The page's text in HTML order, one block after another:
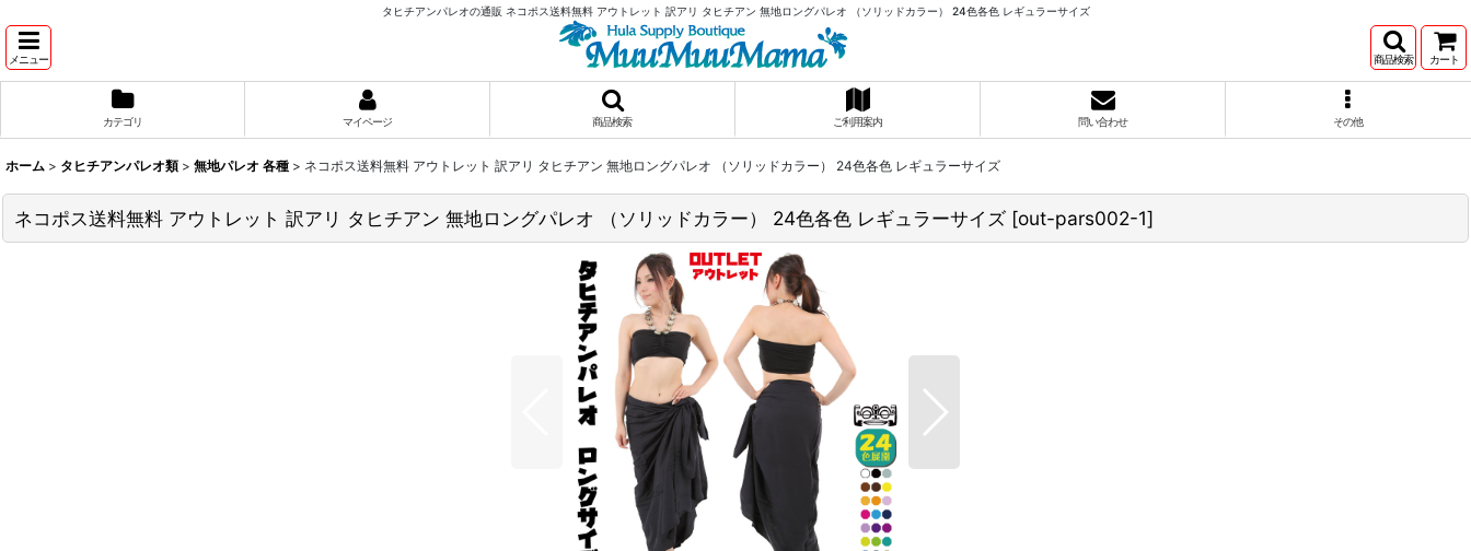
タヒチアンパレオの通販 ネコポス送料無料 アウトレット 訳アリ タヒチアン 無地ロングパレオ （ソリッドカラー） 24色各色 レギュラーサイズ
メニュー 商品検索 カート
カテゴリ マイページ 商品検索 ご利用案内 問い合わせ その他
ホーム > タヒチアンパレオ類 > 無地パレオ 各種 > ネコポス送料無料 アウトレット 訳アリ タヒチアン 無地ロングパレオ （ソリッドカラー） 24色各色 レギュラーサイズ
ネコポス送料無料 アウトレット 訳アリ タヒチアン 無地ロングパレオ （ソリッドカラー） 24色各色 レギュラーサイズ [out-pars002-1]